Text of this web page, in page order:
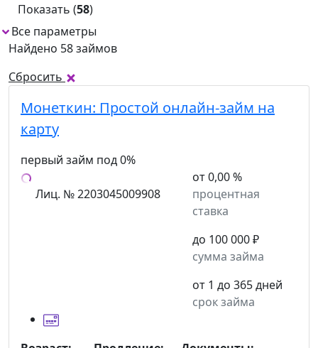
Показать (58)
Все параметры
Найдено 58 займов
Сбросить
Монеткин: Простой онлайн-займ на
карту
первый займ под 0%
Лиц. № 2203045009908
от 0,00 %
процентная
ставка
до 100 000 ₽
сумма займа
от 1 до 365 дней
срок займа